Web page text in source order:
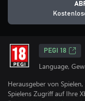
PEGI 18
Language,
Herausgeber von
Spielens Zugriff auf Ihre